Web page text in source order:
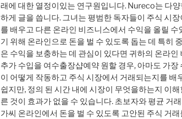
래에 대한 열정이있는 연구원입니다. Nureco는 다양
하게 글을 씁니다. 그녀는 평범한 독자들이 주식 시장
를 배우고 다른 온라인 비즈니스에서 수익을 올릴 수
기 위해 온라인으로 돈을 벌 수 있도록 돕는 데 특히
은 수익을 보충하는 데 관심이 있다면 귀하의 온라인
추가 수입을 여수출장샵예약 원할 경우, 아마도 가장
이 어떻게 작동하고 주식 시장에서 거래되는지를 배
쉽지만, 정의 된 시간 내에 시장이 무엇을하는지 이
른 것이 효과가 없을 수 있습니다. 초보자와 평균 거
가씨 온라인에서 돈을 벌 수 있도록 고안된 주식 거래